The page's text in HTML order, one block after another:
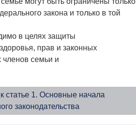
закона и только в той
в целях защиты
прав и законных
членов семьи и
статье 1. Основные начала
законодательства